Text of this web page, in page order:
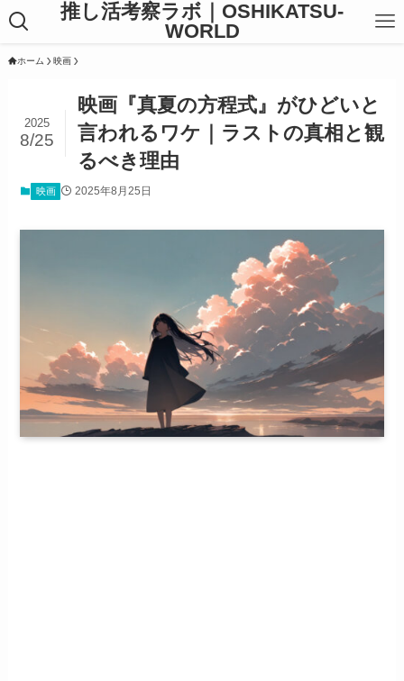
推し活考察ラボ｜OSHIKATSU-
WORLD
ホーム 映画
映画『真夏の方程式』がひどいと
言われるワケ｜ラストの真相と観
るべき理由
2025
8/25
映画 2025年8月25日